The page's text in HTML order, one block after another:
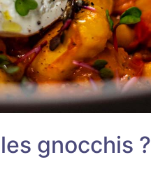
gnocchis ?